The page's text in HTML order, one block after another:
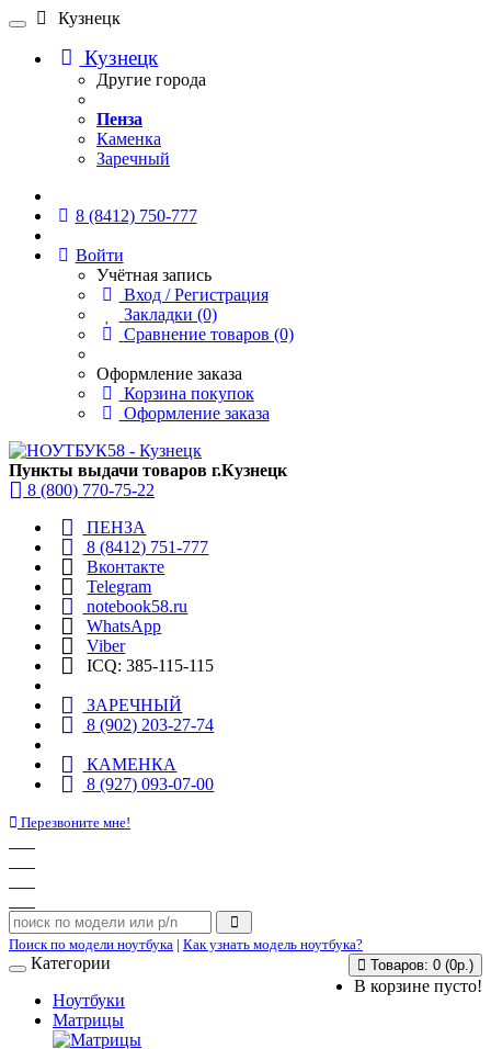
Кузнецк
Кузнецк
Другие города
Пенза
Каменка
Заречный
8 (8412) 750-777
Войти
Учётная запись
Вход / Регистрация
Закладки (0)
Сравнение товаров (0)
Оформление заказа
Корзина покупок
Оформление заказа
Пункты выдачи товаров г.Кузнецк
8 (800) 770-75-22
ПЕНЗА
8 (8412) 751-777
Вконтакте
Telegram
notebook58.ru
WhatsApp
Viber
ICQ: 385-115-115
ЗАРЕЧНЫЙ
8 (902) 203-27-74
КАМЕНКА
8 (927) 093-07-00
Перезвоните мне!
Поиск по модели ноутбука | Как узнать модель ноутбука?
Товаров: 0 (0р.)
В корзине пусто!
Категории
Ноутбуки
Матрицы